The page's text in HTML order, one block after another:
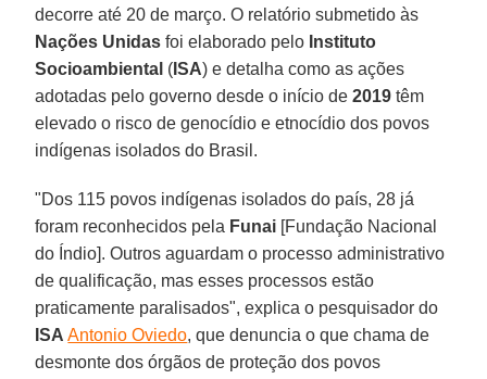
decorre até 20 de março. O relatório submetido às
Nações Unidas foi elaborado pelo Instituto
Socioambiental ( ISA) e detalha como as ações
adotadas pelo governo desde o início de2019 têm
elevado o risco de genocídio e etnocídio dos povos
indígenas isolados do Brasil.
"Dos 115 povos indígenas isolados do país, 28 já
foram reconhecidos pela Funai [Fundação Nacional
do Índio]. Outros aguardam o processo administrativo
de qualificação, mas esses processos estão
praticamente paralisados", explica o pesquisador do
ISAAntonio Oviedo, que denuncia o que chama de
desmonte dos órgãos de proteção dos povos